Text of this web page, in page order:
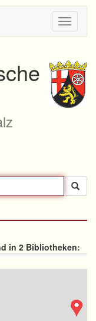
ein/
in 2 Bibliotheken: